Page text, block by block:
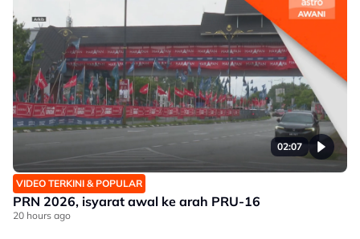
02:07
VIDEO TERKINI & POPULAR
PRN 2026, isyarat awal ke arah PRU-16
20 hours ago